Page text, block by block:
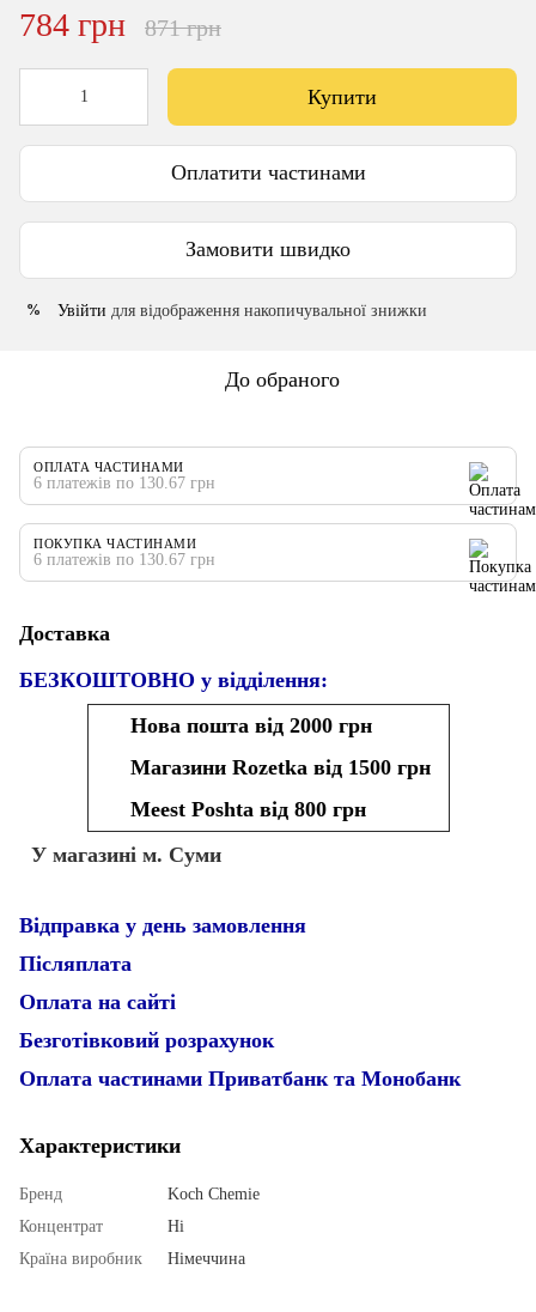
784 грн 871 грн
Купити
Оплатити частинами
Замовити швидко
% Увійти для відображення накопичувальної знижки
До обраного
ОПЛАТА ЧАСТИНАМИ
6 платежів по 130.67 грн
ПОКУПКА ЧАСТИНАМИ
6 платежів по 130.67 грн
Доставка
БЕЗКОШТОВНО у відділення:
Нова пошта від 2000 грн
Магазини Rozetka від 1500 грн
Meest Poshta від 800 грн
У магазині м. Суми
Відправка у день замовлення
Післяплата
Оплата на сайті
Безготівковий розрахунок
Оплата частинами Приватбанк та Монобанк
Характеристики
Бренд
Koch Chemie
Концентрат
Ні
Країна виробник
Німеччина